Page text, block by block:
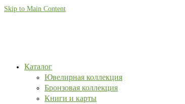
Skip to Main Content
Каталог
Ювелирная коллекция
Бронзовая коллекция
Книги и карты